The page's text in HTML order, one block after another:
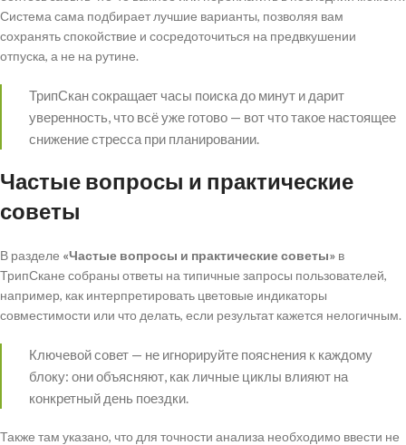
Система сама подбирает лучшие варианты, позволяя вам
сохранять спокойствие и сосредоточиться на предвкушении
отпуска, а не на рутине.
ТрипСкан сокращает часы поиска до минут и дарит
уверенность, что всё уже готово — вот что такое настоящее
снижение стресса при планировании.
Частые вопросы и практические
советы
В разделе «Частые вопросы и практические советы» в
ТрипСкане собраны ответы на типичные запросы пользователей,
например, как интерпретировать цветовые индикаторы
совместимости или что делать, если результат кажется нелогичным.
Ключевой совет — не игнорируйте пояснения к каждому
блоку: они объясняют, как личные циклы влияют на
конкретный день поездки.
Также там указано, что для точности анализа необходимо ввести не